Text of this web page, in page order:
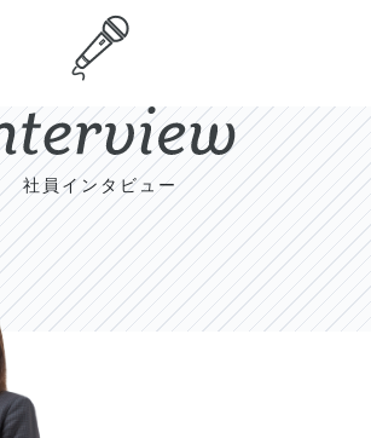
社員インタビュー